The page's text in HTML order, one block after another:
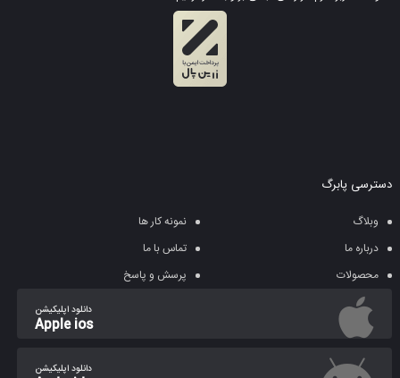
دسترسی پابرگ
وبلاگ
نمونه کار ها
درباره ما
تماس با ما
محصولات
پرسش و پاسخ
دانلود اپلیکیشن
Apple ios
دانلود اپلیکیشن